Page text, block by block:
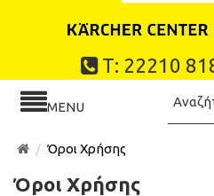
Τ: 22210
MENU
Όροι Χρήσης
Όροι Χρήσης